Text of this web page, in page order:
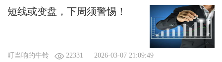
短线或变盘，下周须警惕！
叮当响的牛铃 22331 2026-03-07 21:09:49